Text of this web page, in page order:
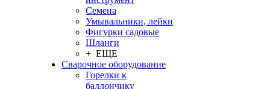
Семена
Умывальники, лейки
Фигурки садовые
Шланги
+ ЕЩЕ
Сварочное оборудование
Горелки к
баллончику